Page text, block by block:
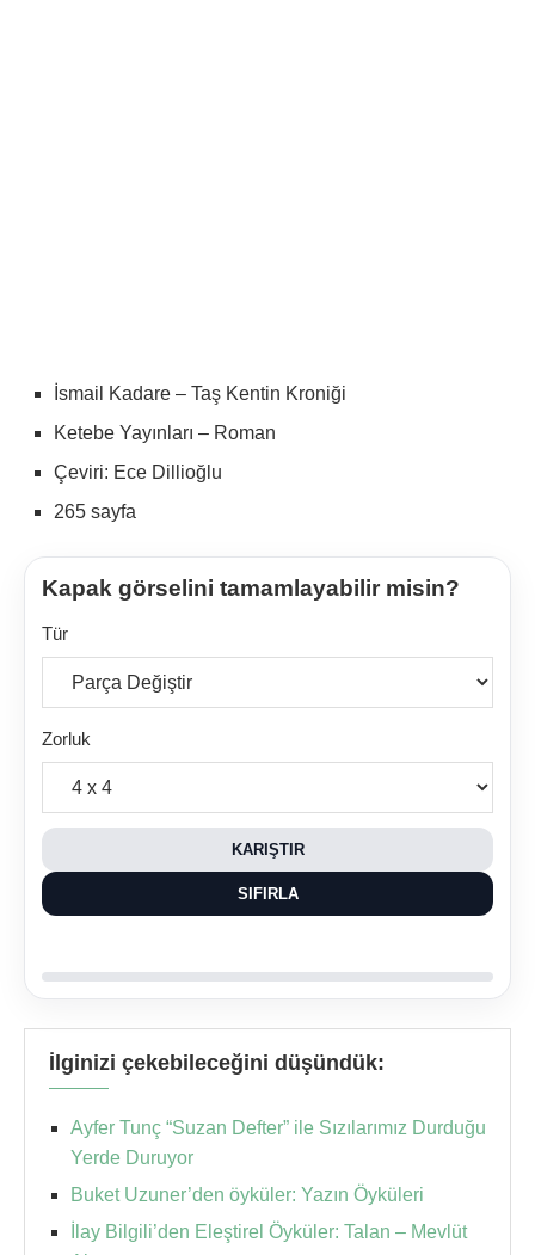
İsmail Kadare – Taş Kentin Kroniği
Ketebe Yayınları – Roman
Çeviri: Ece Dillioğlu
265 sayfa
Kapak görselini tamamlayabilir misin?
Tür
Zorluk
KARIŞTIR
SIFIRLA
İlginizi çekebileceğini düşündük:
Ayfer Tunç “Suzan Defter” ile Sızılarımız Durduğu
Yerde Duruyor
Buket Uzuner’den öyküler: Yazın Öyküleri
İlay Bilgili’den Eleştirel Öyküler: Talan – Mevlüt